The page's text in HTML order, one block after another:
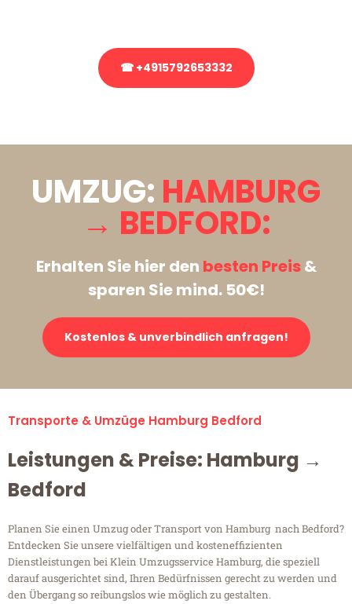
☎ +4915792653332
UMZUG: HAMBURG
→ BEDFORD:
Erhalten Sie hier den besten Preis&
sparen Sie mind. 50€!
Kostenlos & unverbindlich anfragen!
Transporte & Umzüge Hamburg Bedford
Leistungen & Preise: Hamburg →
Bedford
Planen Sie einen Umzug oder Transport von Hamburg nach Bedford?
Entdecken Sie unsere vielfältigen und kosteneffizienten
Dienstleistungen bei Klein Umzugsservice Hamburg, die speziell
darauf ausgerichtet sind, Ihren Bedürfnissen gerecht zu werden und
den Übergang so reibungslos wie möglich zu gestalten.